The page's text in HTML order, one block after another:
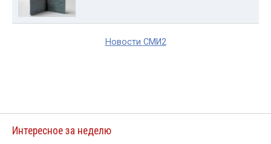
Новости СМИ2
Интересное за неделю